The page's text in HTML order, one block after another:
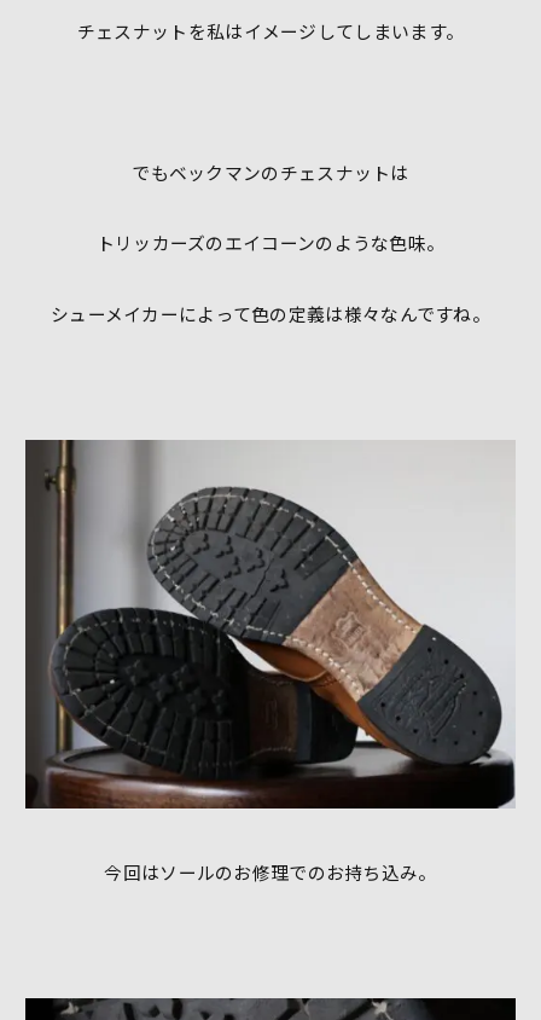
チェスナットを私はイメージしてしまいます。
でもベックマンのチェスナットは
トリッカーズのエイコーンのような色味。
シューメイカーによって色の定義は様々なんですね。
今回はソールのお修理でのお持ち込み。